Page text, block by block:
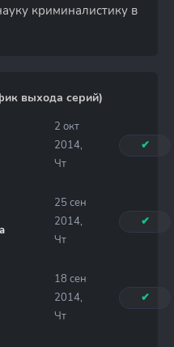
криминалистику в
выхода серий)
2 окт
2014,
Чт
✔
25 сен
2014,
Чт
✔
18 сен
2014,
Чт
✔